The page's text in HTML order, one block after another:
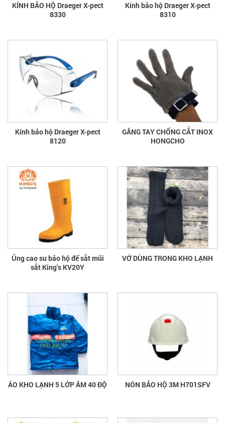
KÍNH BẢO HỘ Draeger X-pect
8330
Kính bảo hộ Draeger X-pect
8310
Kính bảo hộ Draeger X-pect
8120
GĂNG TAY CHỐNG CẮT INOX
HONGCHO
Ủng cao su bảo hộ đế sắt mũi
sắt King’s KV20Y
VỚ DÙNG TRONG KHO LẠNH
ÁO KHO LẠNH 5 LỚP ÂM 40 ĐỘ NÓN BẢO HỘ 3M H701SFV